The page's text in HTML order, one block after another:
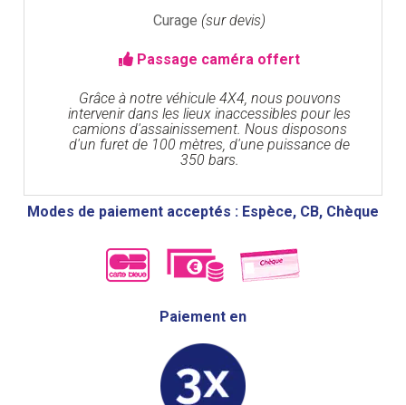
Curage (sur devis)
Passage caméra offert
Grâce à notre véhicule 4X4, nous pouvons
intervenir dans les lieux inaccessibles pour les
camions d'assainissement. Nous disposons
d'un furet de 100 mètres, d'une puissance de
350 bars.
Modes de paiement acceptés : Espèce, CB, Chèque
Paiement en